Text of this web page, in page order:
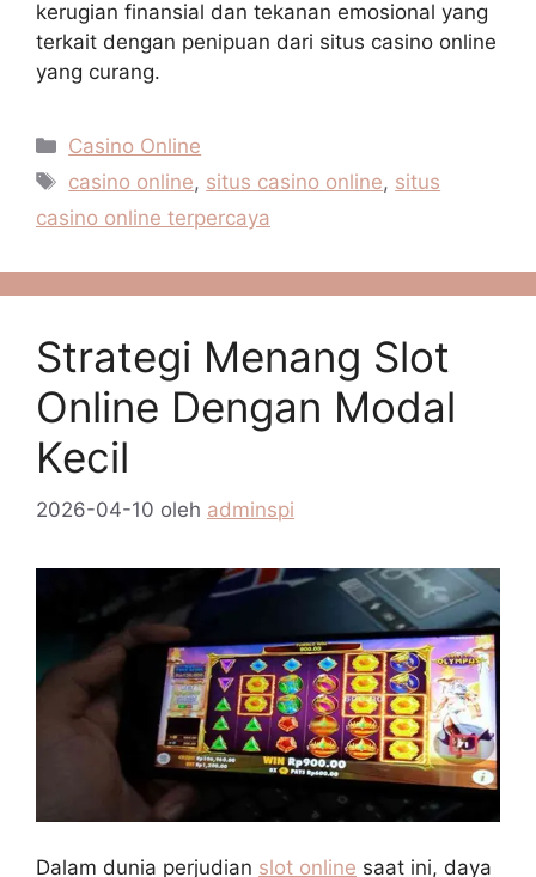
kerugian finansial dan tekanan emosional yang
terkait dengan penipuan dari situs casino online
yang curang.
Kategori
Casino Online
Tag
casino online, situs casino online, situs
casino online terpercaya
Strategi Menang Slot
Online Dengan Modal
Kecil
2026-04-10 oleh adminspi
Dalam dunia perjudian slot online saat ini, daya